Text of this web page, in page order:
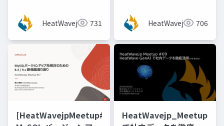
HeatWavejp 731
か試してみた！
[@vidaisuki 氏]
HeatWavejp 706
[HeatWavejpMeetup#17]